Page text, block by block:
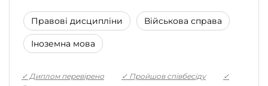
Правові дисципліни Військова справа
Іноземна мова
✓ Диплом перевірено ✓ Пройшов співбесіду
✓